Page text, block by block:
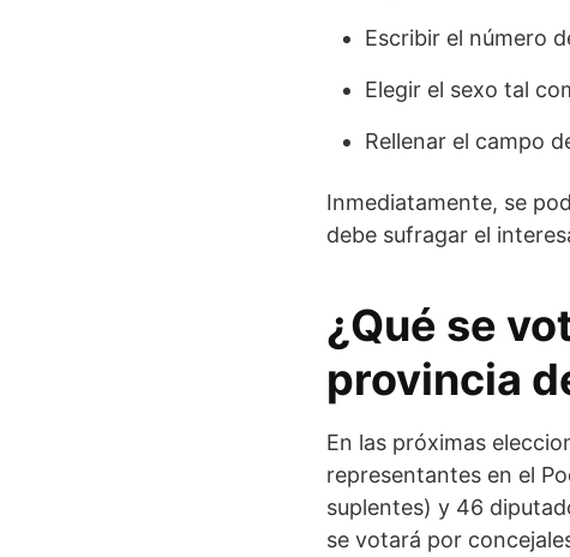
Escribir el número
Elegir el sexo tal
Rellenar el campo
Inmediatamente, se
debe sufragar el
¿Qué se
provincia
En las próximas
representantes en el
suplentes) y 46
se votará por